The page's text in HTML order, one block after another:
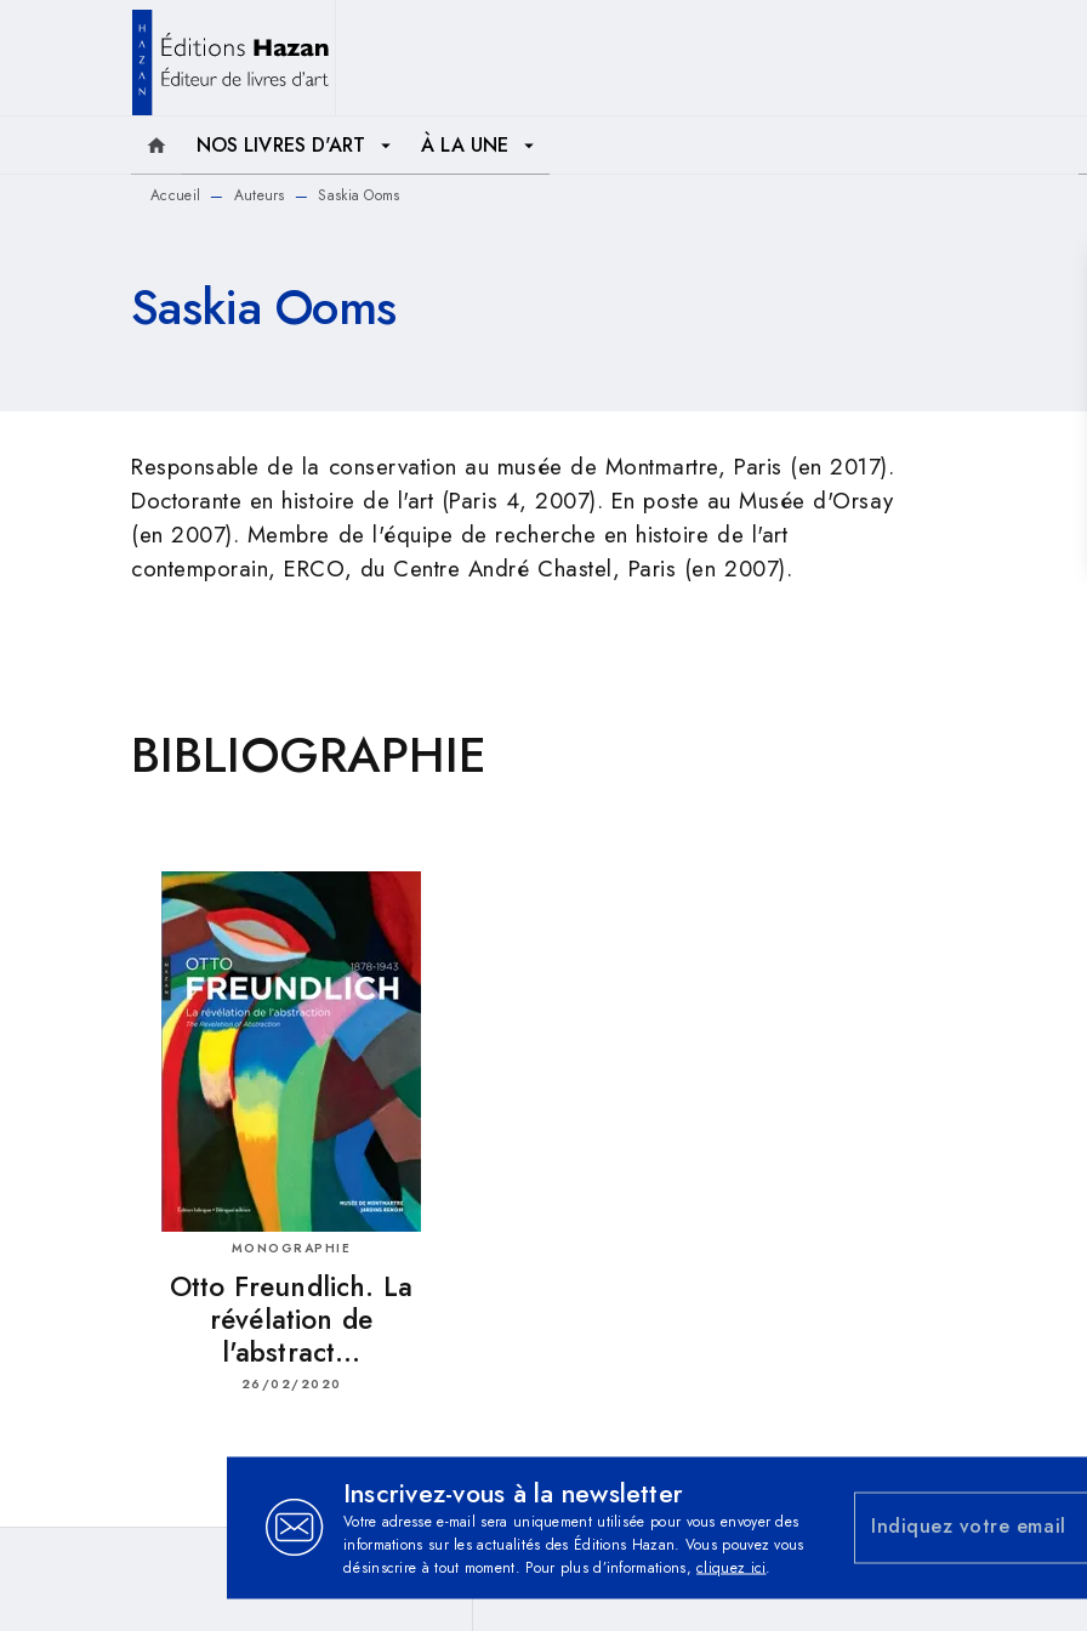
MENU RECHERCHE
home NOS LIVRES D'ART arrow_drop_down À LA UNE arrow_drop_down
Accueil — Auteurs — Saskia Ooms
Saskia Ooms
Responsable de la conservation au musée de Montmartre, Paris (en 2017).
Doctorante en histoire de l'art (Paris 4, 2007). En poste au Musée d'Orsay
(en 2007). Membre de l'équipe de recherche en histoire de l'art
contemporain, ERCO, du Centre André Chastel, Paris (en 2007).
BIBLIOGRAPHIE
MONOGRAPHIE
Otto Freundlich. La
révélation de
l'abstract…
26/02/2020
Inscrivez-vous à la newsletter
Votre adresse e-mail sera uniquement utilisée pour vous envoyer des
informations sur les actualités des Éditions Hazan. Vous pouvez vous
désinscrire à tout moment. Pour plus d’informations,cliquez ici.
Indiquez votre email